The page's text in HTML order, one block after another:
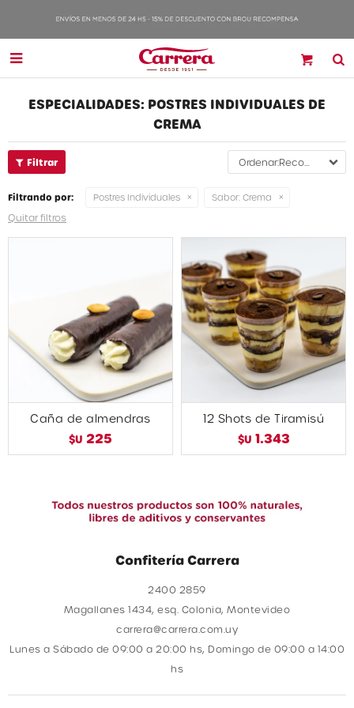

ESPECIALIDADES: POSTRES INDIVIDUALES DE
CREMA
Recomendados
Filtrando por: Postres Individuales Sabor: Crema
Quitar filtros
Caña de almendras
$U 225
12 Shots de Tiramisú
$U 1.343
Confitería Carrera
2400 2859
Magallanes 1434, esq. Colonia, Montevideo
carrera@carrera.com.uy
Lunes a Sábado de 09:00 a 20:00 hs, Domingo de 09:00 a 14:00
hs